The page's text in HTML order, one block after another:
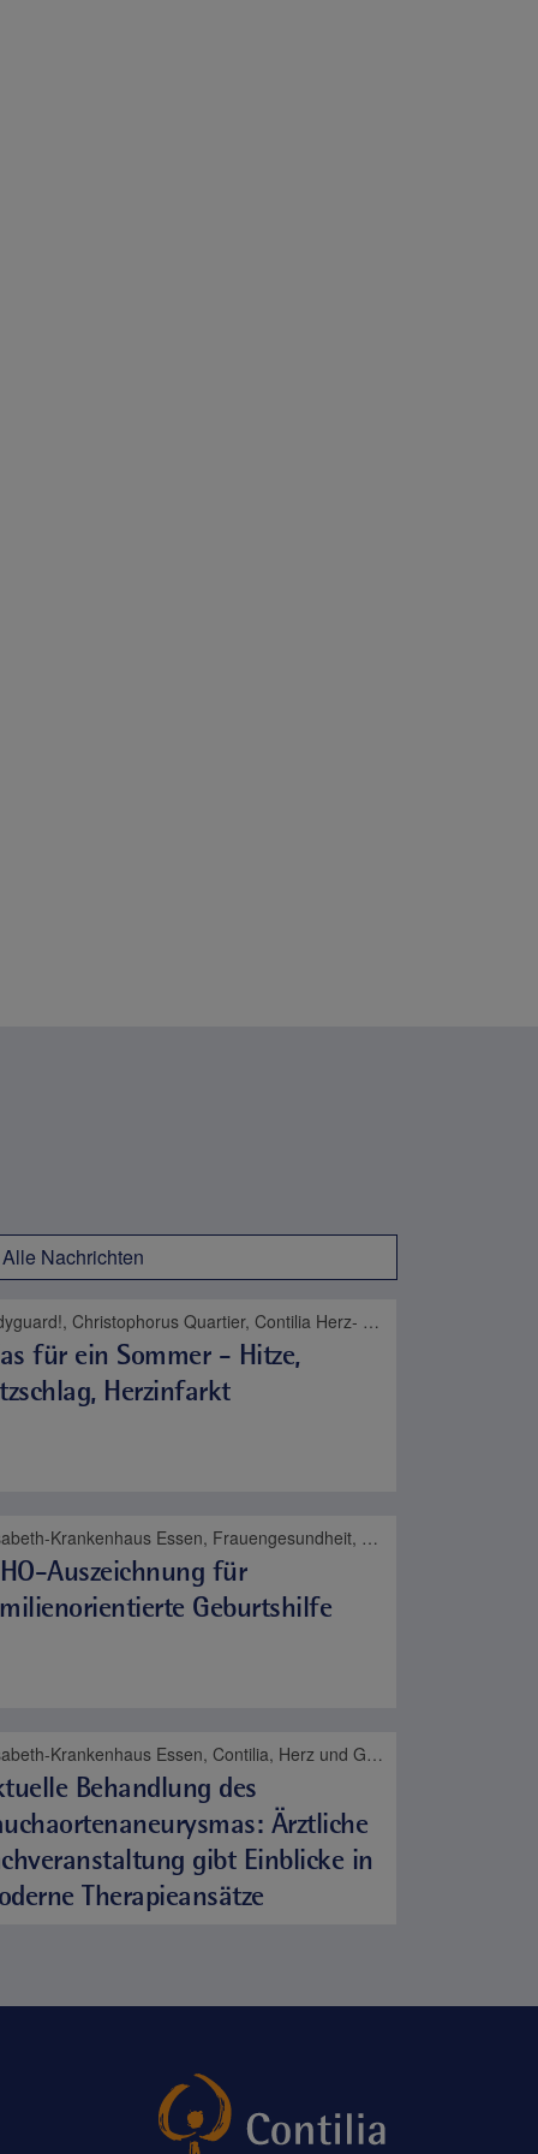
Alle Nachrichten
Bodyguard!, Christophorus Quartier, Contilia Herz- und Gefäßzentrum, Contilia Institut für Psychosoziale Medizin, Contilia Klinik Management, Contilia Pflege und Betreuung, Contilia Zentrum für Arbeitsmedizin und Gesundheitsmanagement, Contilia Zentrum für Krankenhaushygiene, CTR Huttrop, Elisabeth-Krankenhaus Essen, Emmaus Quartier, Engelbertus Quartier, Fachklinik Kamillushaus Heidhausen, Franziskushaus, Franziskus Quartier, Geriatrie-Zentrum Haus Berge, Gesundheitspark Altenessen, Haus Berge, Haus Berge Quartier, Hildegardis Quartier, Katholisches Familienzentrum und Kindergarten Auf den Hufen, Kängurus - Ambulante Kinderkrankenpflege, Katholische Kliniken Ruhrhalbinsel, Kita St. Theresia, Laurentius Quartier, Maria Frieden Quartier, Martin Luther Quartier, MVZ Contilia GmbH, Philippusstift, Praxis am Grillo-Theater, Raphaelhaus, SPORTZ - Medizinisches Gerätetraining, Sportz Am Uhlenkrug, St. Andreas Quartier, St. Elisabeth-Krankenhaus Niederwenigern, St. Elisabeth Quartier, St. Josef-Krankenhaus Kupferdreh, St. Josef Quartier, St. Marien-Hospital Mülheim an der Ruhr, St. Marien Quartier, Stationäre Reha Sucht, Theaterpassage, Therapie und Reha Kupferdreh, Wohnanlage St. Anna-Stift
für ein Sommer - Hitze,
Herzinfarkt
Elisabeth-Krankenhaus Essen, Frauengesundheit, Geburt, Kinder- und Jugendmedizin
Auszeichnung für
Geburtshilfe
Elisabeth-Krankenhaus Essen, Contilia, Herz und Gefäße
Behandlung des
Ärztliche
gibt Einblicke in
Therapieansätze